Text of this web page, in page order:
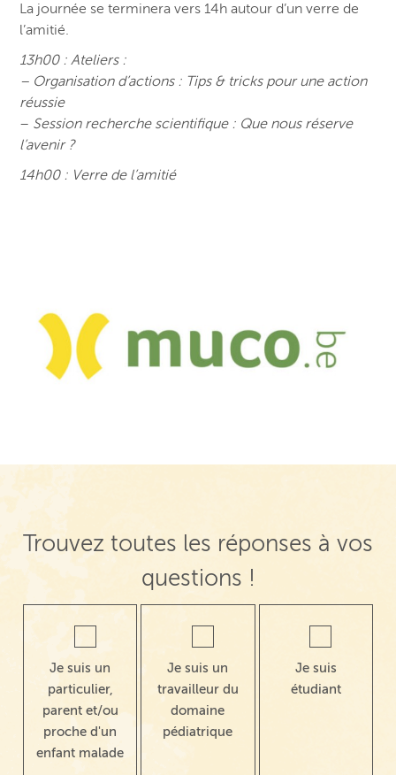
La journée se terminera vers 14h autour d’un verre de
l’amitié.
13h00 : Ateliers :
– Organisation d’actions : Tips & tricks pour une action
réussie
– Session recherche scientifique : Que nous réserve
l’avenir ?
14h00 : Verre de l’amitié
Trouvez toutes les réponses à vos
questions !
Je suis un
particulier,
parent et/ou
proche d'un
enfant malade
Je suis un
travailleur du
domaine
pédiatrique
Je suis
étudiant